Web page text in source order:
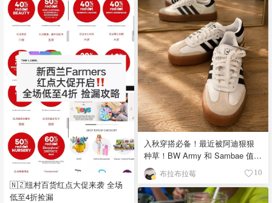
入秋穿搭必备！最近被阿迪狠狠
种草！BW Army 和 Sambae 值得
拥有！布拉布拉莓 10
🇳🇿纽村百货红点大促来袭 全场
低至4折捡漏